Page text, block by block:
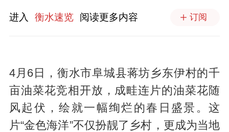
进入 衡水速览 阅读更多内容 订阅
4月6日，衡水市阜城县蒋坊乡东伊村的千
亩油菜花竞相开放，成畦连片的油菜花随
风起伏，绘就一幅绚烂的春日盛景。这
片“金色海洋”不仅扮靓了乡村，更成为当地